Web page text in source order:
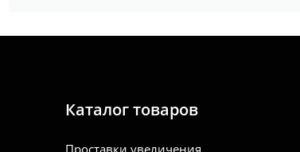
Каталог товаров
Проставки увеличения